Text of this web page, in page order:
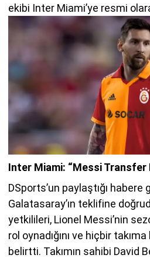
ekibi Inter Miami’ye resmi
Inter Miami: “Messi Transfer
DSports’un paylaştığı
Galatasaray’ın teklifine
yetkilileri, Lionel Messi’nin
rol oynadığını ve hiçbir
belirtti. Takımın sahibi David